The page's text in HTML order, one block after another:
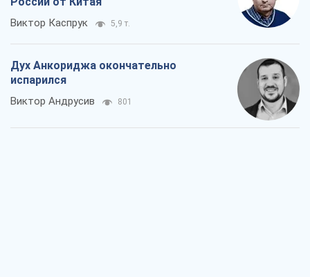
Виктор Каспрук 5,9 т.
Дух Анкориджа окончательно
испарился
Виктор Андрусив 801